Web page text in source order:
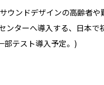
ウンドデザインの高齢者や
ターへ導入する、日本で
部テスト導入予定。)